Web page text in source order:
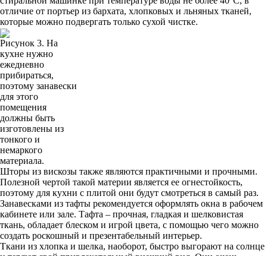
отличие от портьер из бархата, хлопковых и льняных тканей,
которые можно подвергать только сухой чистке.
Рисунок 3. На
кухне нужно
ежедневно
прибираться,
поэтому занавески
для этого
помещения
должны быть
изготовлены из
тонкого и
немаркого
материала.
Шторы из вискозы также являются практичными и прочными.
Полезной чертой такой материи является ее огнестойкость,
поэтому для кухни с плитой они будут смотреться в самый раз.
Занавесками из тафты рекомендуется оформлять окна в рабочем
кабинете или зале. Тафта – прочная, гладкая и шелковистая
ткань, обладает блеском и игрой цвета, с помощью чего можно
создать роскошный и презентабельный интерьер.
Ткани из хлопка и шелка, наоборот, быстро выгорают на солнце